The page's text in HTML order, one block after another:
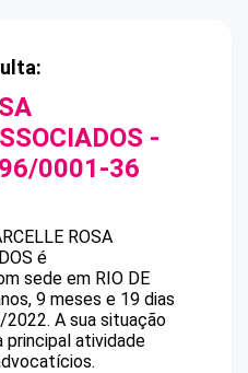
-
0001-36
ROSA
é
sede em RIO DE
9 meses e 19 dias
2022. A sua situação
principal atividade